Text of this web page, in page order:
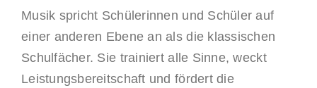
Musik spricht Schülerinnen und Schüler auf
einer anderen Ebene an als die klassischen
Schulfächer. Sie trainiert alle Sinne, weckt
Leistungsbereitschaft und fördert die